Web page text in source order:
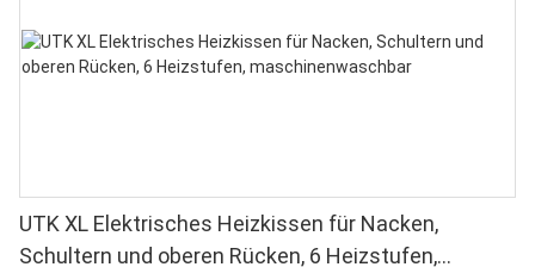
UTK XL Elektrisches Heizkissen für Nacken,
Schultern und oberen Rücken, 6 Heizstufen,